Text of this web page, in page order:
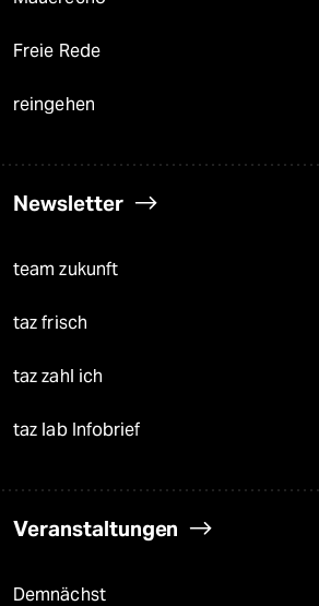
Freie Rede
reingehen
Newsletter
team zukunft
taz frisch
taz zahl ich
taz lab Infobrief
Veranstaltungen
Demnächst